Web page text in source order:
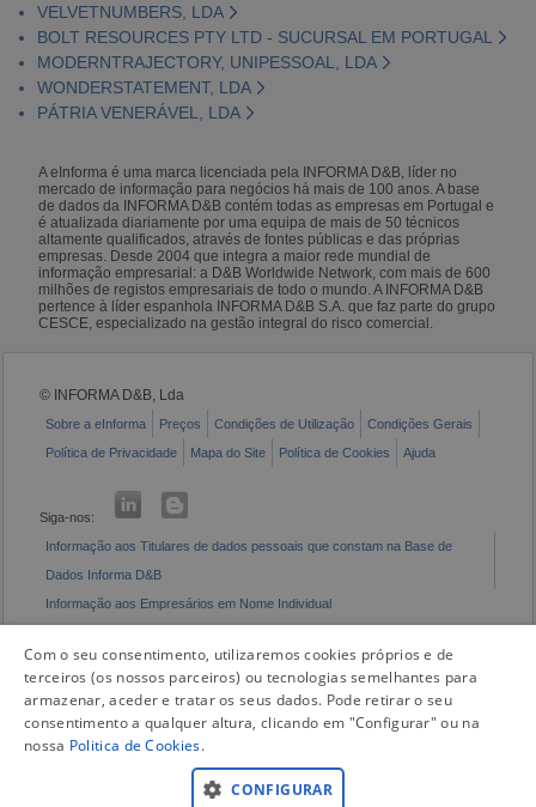
VELVETNUMBERS, LDA
BOLT RESOURCES PTY LTD - SUCURSAL EM PORTUGAL
MODERNTRAJECTORY, UNIPESSOAL, LDA
WONDERSTATEMENT, LDA
PÁTRIA VENERÁVEL, LDA
A eInforma é uma marca licenciada pela INFORMA D&B, líder no
mercado de informação para negócios há mais de 100 anos. A base
de dados da INFORMA D&B contém todas as empresas em Portugal e
é atualizada diariamente por uma equipa de mais de 50 técnicos
altamente qualificados, através de fontes públicas e das próprias
empresas. Desde 2004 que integra a maior rede mundial de
informação empresarial: a D&B Worldwide Network, com mais de 600
milhões de registos empresariais de todo o mundo. A INFORMA D&B
pertence à líder espanhola INFORMA D&B S.A. que faz parte do grupo
CESCE, especializado na gestão integral do risco comercial.
© INFORMA D&B, Lda
Sobre a eInforma Preços Condições de Utilização
Condições Gerais
Política de Privacidade
Mapa do Site Política de Cookies Ajuda
Siga-nos:
Informação aos Titulares de dados pessoais que constam na Base de
Dados Informa D&B
Informação aos Empresários em Nome Individual
Com o seu consentimento, utilizaremos cookies próprios e de
terceiros (os nossos parceiros) ou tecnologias semelhantes para
armazenar, aceder e tratar os seus dados. Pode retirar o seu
consentimento a qualquer altura, clicando em "Configurar" ou na
nossa Politica de Cookies.
CONFIGURAR